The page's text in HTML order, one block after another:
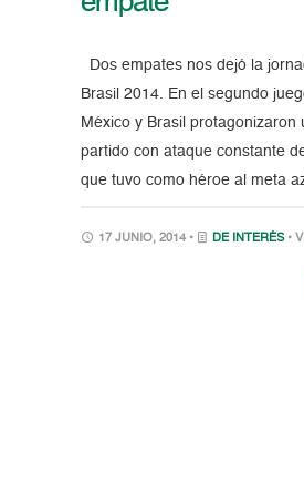
Dos empates nos dejó la
Brasil 2014. En el segundo
México y Brasil protagonizaron
partido con ataque constante
que tuvo como héroe al meta
17 JUNIO, 2014 • DE INTERÉS •